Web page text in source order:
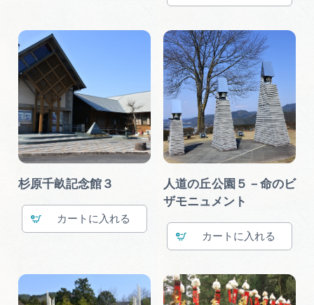
杉原千畝記念館３
カート
人道の丘公園５－命のビ
ザモニュメント
カート